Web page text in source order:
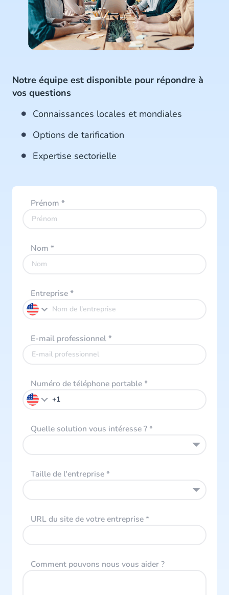
Notre équipe est disponible pour répondre à
vos questions
Connaissances locales et mondiales
Options de tarification
Expertise sectorielle
Prénom *
Nom *
Entreprise*
E-mail professionnel*
Numéro de téléphone portable*
Quelle solution vous intéresse ?*
Taille de l'entreprise*
URL du site de votre entreprise*
Comment pouvons nous vous aider ?